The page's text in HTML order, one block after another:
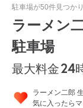
駐車場が50件見つか
ラーメン
駐車場
最大料金24
ラーメン二郎
気に入ったら